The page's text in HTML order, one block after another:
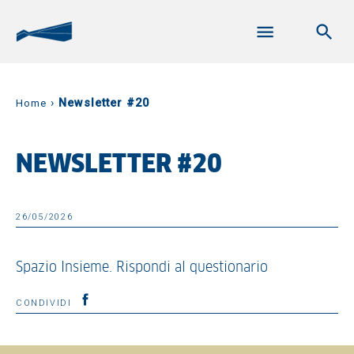
Home › Newsletter #20
NEWSLETTER #20
26/05/2026
Spazio Insieme. Rispondi al questionario
CONDIVIDI